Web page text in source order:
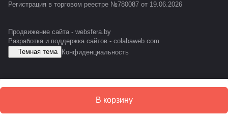
В корзину
Регистрация в торговом реестре №780087 от 19.06.2026
Продвижение сайта - websfera.by
Разработка и поддержка сайтов - colabaweb.com
Темная тема
Конфиденциальность